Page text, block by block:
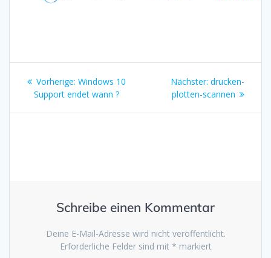
Beitragsnavigation
Vorherige: Vorheriger
Beitrag:
Windows 10
Support endet wann ?
Nächster: Nächster
Beitrag:
drucken-
plotten-scannen
Schreibe einen Kommentar
Deine E-Mail-Adresse wird nicht veröffentlicht.
Erforderliche Felder sind mit * markiert